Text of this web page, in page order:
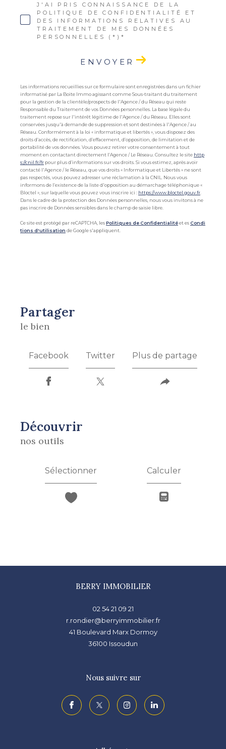
J'AI PRIS CONNAISSANCE DE LA
POLITIQUE DE CONFIDENTIALITÉ ET
DES INFORMATIONS RELATIVES AU
TRAITEMENT DE MES DONNÉES
PERSONNELLES (*)*
ENVOYER
Les informations recueillies sur ce formulaire sont enregistrées dans un fichier
informatisé par La Boite Immo agissant comme Sous-traitant du traitement
pour la gestion de la clientèle/prospects de l'Agence / du Réseau qui reste
Responsable du Traitement de vos Données personnelles. La base légale du
traitement repose sur l'intérêt légitime de l'Agence / du Réseau. Elles sont
conservées jusqu'à demande de suppression et sont destinées à l'Agence / au
Réseau. Conformément à la loi « informatique et libertés », vous disposez des
droits d’accès, de rectification, d’effacement, d’opposition, de limitation et de
portabilité de vos données. Vous pouvez retirer votre consentement à tout
moment en contactant directement l’Agence / Le Réseau. Consultez le site http
s://cnil.fr/fr pour plus d’informations sur vos droits. Si vous estimez, après avoir
contacté l'Agence / le Réseau, que vos droits « Informatique et Libertés » ne sont
pas respectés, vous pouvez adresser une réclamation à la CNIL. Nous vous
informons de l’existence de la liste d'opposition au démarchage téléphonique «
Bloctel », sur laquelle vous pouvez vous inscrire ici : https://www.bloctel.gouv.fr
Dans le cadre de la protection des Données personnelles, nous vous invitons à ne
pas inscrire de Données sensibles dans le champ de saisie libre.
Ce site est protégé par reCAPTCHA, lesPolitiques de Confidentialitéet es Condi
tions d'utilisation de Google s'appliquent.
partager
le bien
Facebook Twitter Plus de partage
découvrir
nos outils
Sélectionner Calculer
BERRY IMMOBILIER
02 54 21 09 21
r.rondier@berryimmobilier.fr
41 Boulevard Marx Dormoy
36100 issoudun
Nous suivre sur